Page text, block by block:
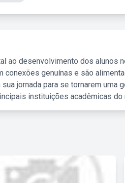
ao desenvolvimento dos alunos
genuínas e são
jornada para se tornarem uma
instituições acadêmicas do